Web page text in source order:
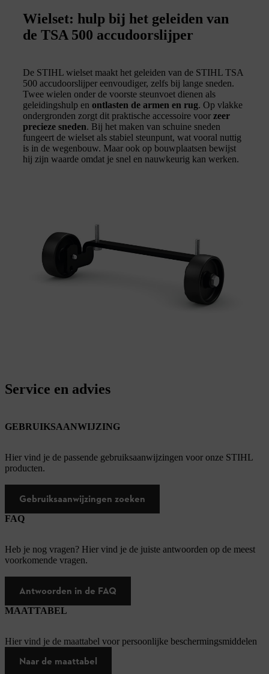
Wielset: hulp bij het geleiden van
de TSA 500 accudoorslijper
De STIHL wielset maakt het geleiden van de STIHL TSA
500 accudoorslijper eenvoudiger, zelfs bij lange sneden.
Twee wielen onder de voorste steunvoet dienen als
geleidingshulp en ontlasten de armen en rug. Op vlakke
ondergronden zorgt dit praktische accessoire voor zeer
precieze sneden. Bij het maken van schuine sneden
fungeert de wielset als stabiel steunpunt, wat vooral nuttig
is in de wegenbouw. Maar ook op bouwplaatsen bewijst
hij zijn waarde omdat je snel en nauwkeurig kan werken.
Service en advies
GEBRUIKSAANWIJZING
Hier vind je de passende gebruiksaanwijzingen voor onze STIHL
producten.
Gebruiksaanwijzingen zoeken
FAQ
Heb je nog vragen? Hier vind je de juiste antwoorden op de meest
voorkomende vragen.
Antwoorden in de FAQ
MAATTABEL
Hier vind je de maattabel voor persoonlijke beschermingsmiddelen
Naar de maattabel